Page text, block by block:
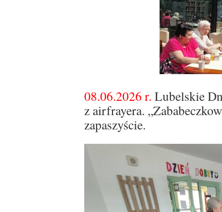
08.06.2026 r. Lubelskie
z airfrayera.
zapaszyście.